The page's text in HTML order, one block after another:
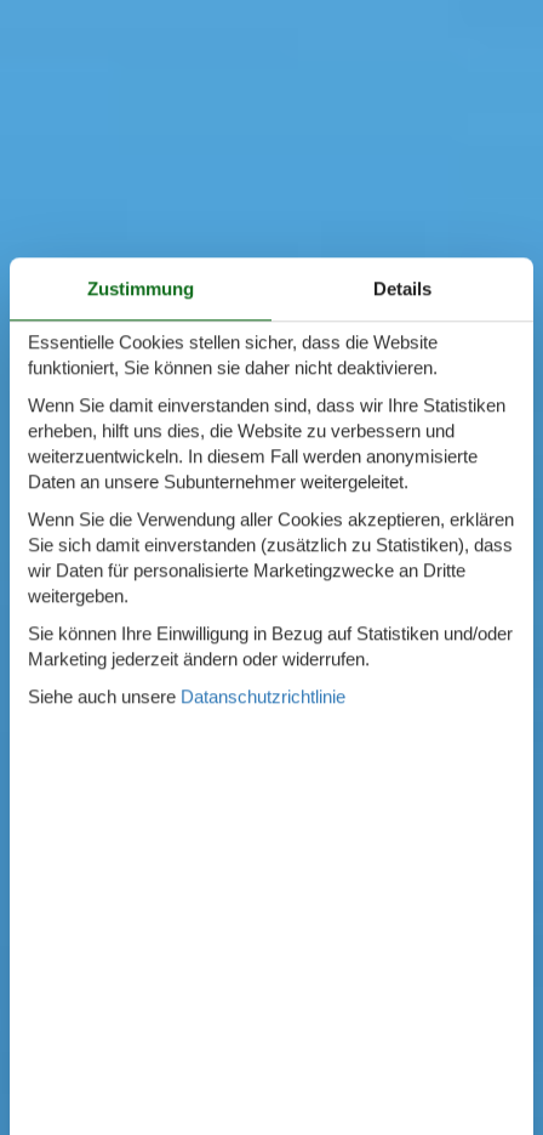
Zustimmung Details
Essentielle Cookies stellen sicher, dass die Website
funktioniert, Sie können sie daher nicht deaktivieren.
Wenn Sie damit einverstanden sind, dass wir Ihre Statistiken
erheben, hilft uns dies, die Website zu verbessern und
weiterzuentwickeln. In diesem Fall werden anonymisierte
Daten an unsere Subunternehmer weitergeleitet.
Wenn Sie die Verwendung aller Cookies akzeptieren, erklären
Sie sich damit einverstanden (zusätzlich zu Statistiken), dass
wir Daten für personalisierte Marketingzwecke an Dritte
weitergeben.
Sie können Ihre Einwilligung in Bezug auf Statistiken und/oder
Marketing jederzeit ändern oder widerrufen.
Siehe auch unsere Datanschutzrichtlinie